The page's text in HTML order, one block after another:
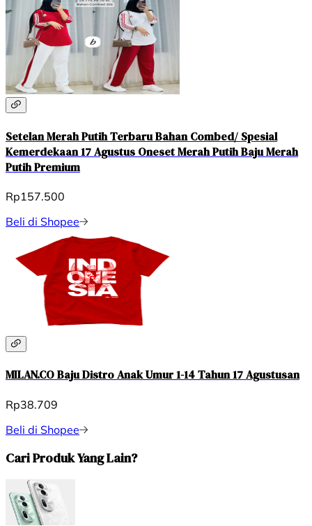
Setelan Merah Putih Terbaru Bahan Combed/ Spesial
Kemerdekaan 17 Agustus Oneset Merah Putih Baju Merah
Putih Premium
Rp157.500
Beli di Shopee
MILAN.CO Baju Distro Anak Umur 1-14 Tahun 17 Agustusan
Rp38.709
Beli di Shopee
Cari Produk Yang Lain?